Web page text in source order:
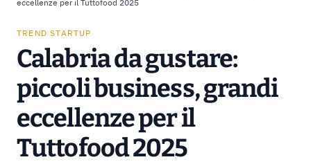
eccellenze per il Tuttofood 2025
TREND STARTUP
Calabria da gustare:
piccoli business, grandi
eccellenze per il
Tuttofood 2025